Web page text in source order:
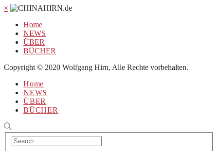
×
Home
NEWS
ÜBER
BÜCHER
Copyright © 2020 Wolfgang Hirn, Alle Rechte vorbehalten.
Home
NEWS
ÜBER
BÜCHER